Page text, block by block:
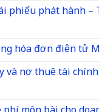
phiếu phát hành –
hóa đơn điện tử
và nợ thuê tài